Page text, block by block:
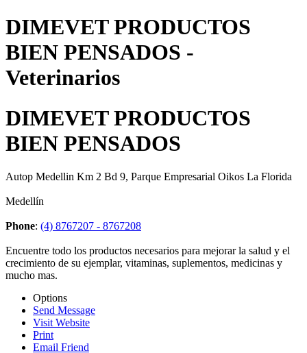
DIMEVET PRODUCTOS
BIEN PENSADOS -
Veterinarios
DIMEVET PRODUCTOS
BIEN PENSADOS
Autop Medellin Km 2 Bd 9, Parque Empresarial Oikos La Florida
Medellín
Phone: (4) 8767207 - 8767208
Encuentre todo los productos necesarios para mejorar la salud y el
crecimiento de su ejemplar, vitaminas, suplementos, medicinas y
mucho mas.
Options
Send Message
Visit Website
Print
Email Friend